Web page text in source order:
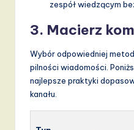
zespół wiedzącym
3. Macierz
Wybór odpowiedniej
pilności wiadomości.
najlepsze praktyki
kanału.